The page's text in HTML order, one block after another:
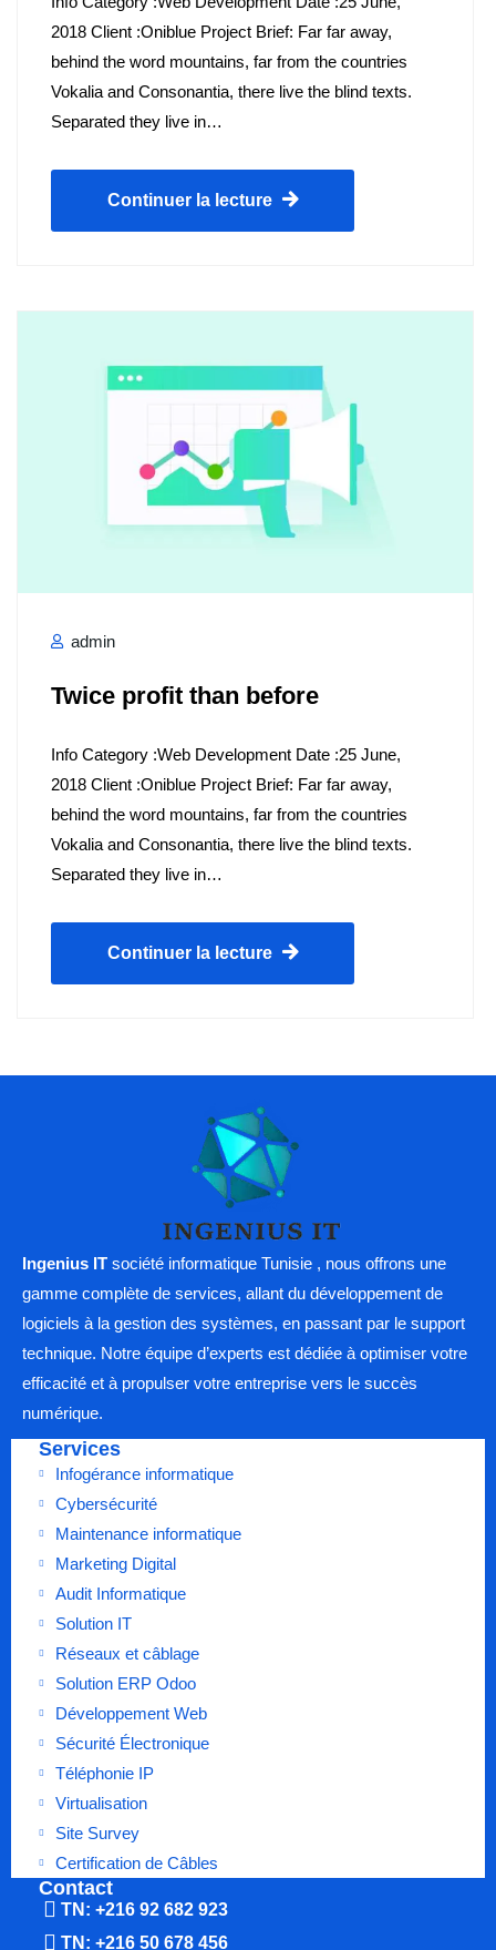
2018 Client :Oniblue Project Brief: Far far away,
behind the word mountains, far from the countries
Vokalia and Consonantia, there live the blind texts.
Separated they live in…
Continuer la lecture
admin
Twice profit than before
Info Category :Web Development Date :25 June,
2018 Client :Oniblue Project Brief: Far far away,
behind the word mountains, far from the countries
Vokalia and Consonantia, there live the blind texts.
Separated they live in…
Continuer la lecture
Ingenius IT société informatique Tunisie , nous offrons une
gamme complète de services, allant du développement de
logiciels à la gestion des systèmes, en passant par le support
technique. Notre équipe d’experts est dédiée à optimiser votre
efficacité et à propulser votre entreprise vers le succès
numérique.
Services
Infogérance informatique
Cybersécurité
Maintenance informatique
Marketing Digital
Audit Informatique
Solution IT
Réseaux et câblage
Solution ERP Odoo
Développement Web
Sécurité Électronique
Téléphonie IP
Virtualisation
Site Survey
Certification de Câbles
Contact
TN: +216 92 682 923
TN: +216 50 678 456